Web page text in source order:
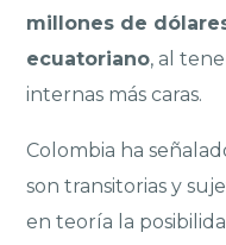
millones de
ecuatoriano, al
internas más caras.
Colombia ha
son transitorias y
en teoría la